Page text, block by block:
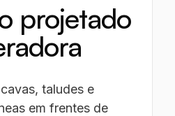
projetado
taludes e
em frentes de